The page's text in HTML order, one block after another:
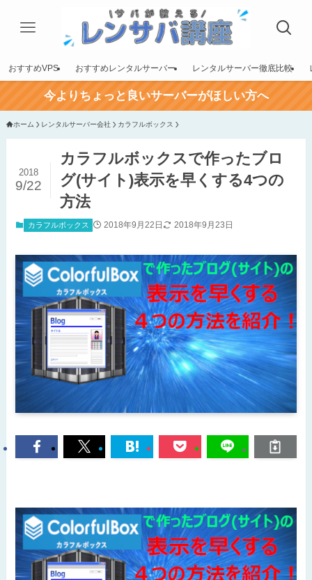
おすすめVPS おすすめレンタルサーバー レンタルサーバー徹底比較
今よりちょっと良いサーバーがほしい方へ
ホーム レンタルサーバー会社 カラフルボックス
カラフルボックスで作ったブロ
グ(サイト)表示を早くする4つの
方法
2018
9/22
カラフルボックス 2018年9月22日 2018年9月23日